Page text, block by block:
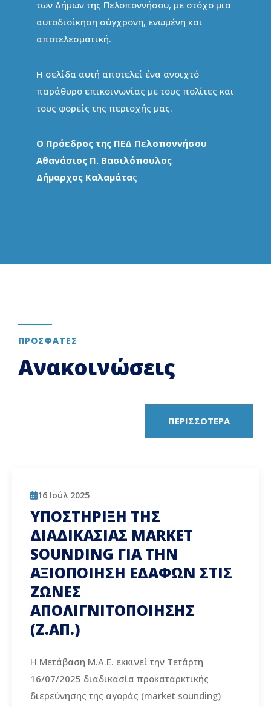
των Δήμων της Πελοποννήσου, με στόχο μια
αυτοδιοίκηση σύγχρονη, ενωμένη και
αποτελεσματική.
Η σελίδα αυτή αποτελεί ένα ανοιχτό
παράθυρο επικοινωνίας με τους πολίτες και
τους φορείς της περιοχής μας.
Ο Πρόεδρος της ΠΕΔ Πελοποννήσου
Αθανάσιος Π. Βασιλόπουλος
Δήμαρχος Καλαμάτας
ΠΡΟΣΦΑΤΕΣ
Ανακοινώσεις
ΠΕΡΙΣΣΟΤΕΡΑ
16 Ιούλ 2025
ΥΠΟΣΤΗΡΙΞΗ ΤΗΣ
ΔΙΑΔΙΚΑΣΙΑΣ MARKET
SOUNDING ΓΙΑ ΤΗΝ
ΑΞΙΟΠΟΙΗΣΗ ΕΔΑΦΩΝ ΣΤΙΣ
ΖΩΝΕΣ
ΑΠΟΛΙΓΝΙΤΟΠΟΙΗΣΗΣ
(Ζ.ΑΠ.)
Η Μετάβαση Μ.Α.Ε. εκκινεί την Τετάρτη
16/07/2025 διαδικασία προκαταρκτικής
διερεύνησης της αγοράς (market sounding)